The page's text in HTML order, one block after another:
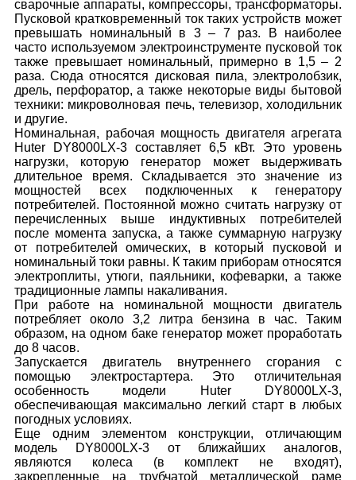
сварочные аппараты, компрессоры, трансформаторы.
Пусковой кратковременный ток таких устройств может
превышать номинальный в 3 – 7 раз. В наиболее
часто используемом электроинструменте пусковой ток
также превышает номинальный, примерно в 1,5 – 2
раза. Сюда относятся дисковая пила, электролобзик,
дрель, перфоратор, а также некоторые виды бытовой
техники: микроволновая печь, телевизор, холодильник
и другие.
Номинальная, рабочая мощность двигателя агрегата
Huter DY8000LX-3 составляет 6,5 кВт. Это уровень
нагрузки, которую генератор может выдерживать
длительное время. Складывается это значение из
мощностей всех подключенных к генератору
потребителей. Постоянной можно считать нагрузку от
перечисленных выше индуктивных потребителей
после момента запуска, а также суммарную нагрузку
от потребителей омических, в который пусковой и
номинальный токи равны. К таким приборам относятся
электроплиты, утюги, паяльники, кофеварки, а также
традиционные лампы накаливания.
При работе на номинальной мощности двигатель
потребляет около 3,2 литра бензина в час. Таким
образом, на одном баке генератор может проработать
до 8 часов.
Запускается двигатель внутреннего сгорания с
помощью электростартера. Это отличительная
особенность модели Huter DY8000LX-3,
обеспечивающая максимально легкий старт в любых
погодных условиях.
Еще одним элементом конструкции, отличающим
модель DY8000LX-3 от ближайших аналогов,
являются колеса (в комплект не входят),
закрепленные на трубчатой металлической раме